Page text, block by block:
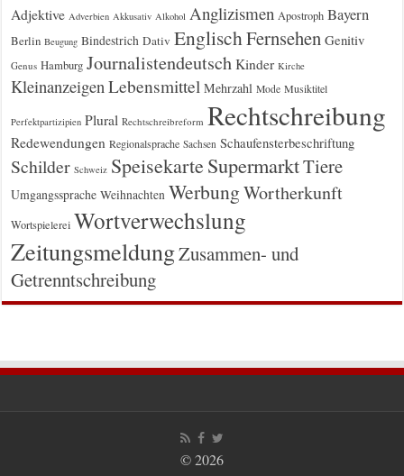
Adjektive Adverbien Akkusativ Alkohol Anglizismen Apostroph Bayern
Berlin Beugung Bindestrich Dativ EnglischFernsehen Genitiv
Genus Hamburg Journalistendeutsch Kinder Kirche
Kleinanzeigen Lebensmittel Mehrzahl Mode Musiktitel
Perfektpartizipien Plural Rechtschreibreform Rechtschreibung
Redewendungen Regionalsprache Sachsen Schaufensterbeschriftung
Schilder Schweiz Speisekarte SupermarktTiere
Umgangssprache Weihnachten WerbungWortherkunft
Wortspielerei Wortverwechslung
ZeitungsmeldungZusammen- und
Getrenntschreibung
© 2026